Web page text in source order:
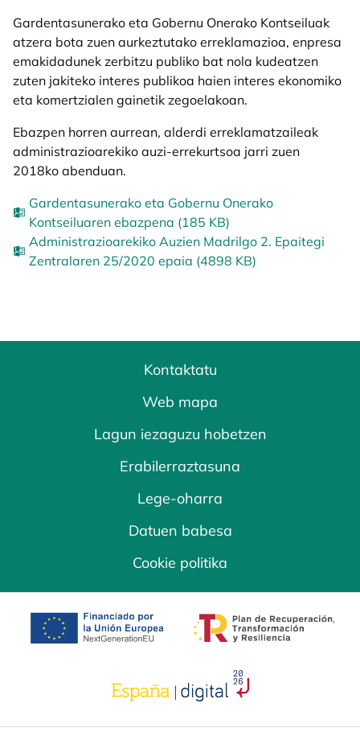
Gardentasunerako eta Gobernu Onerako Kontseiluak
atzera bota zuen aurkeztutako erreklamazioa, enpresa
emakidadunek zerbitzu publiko bat nola kudeatzen
zuten jakiteko interes publikoa haien interes ekonomiko
eta komertzialen gainetik zegoelakoan.
Ebazpen horren aurrean, alderdi erreklamatzaileak
administrazioarekiko auzi-errekurtsoa jarri zuen
2018ko abenduan.
Gardentasunerako eta Gobernu Onerako
Kontseiluaren ebazpena (185 KB)
Administrazioarekiko Auzien Madrilgo 2. Epaitegi
Zentralaren 25/2020 epaia (4898 KB)
Kontaktatu
Web mapa
Lagun iezaguzu hobetzen
Erabilerraztasuna
Lege-oharra
Datuen babesa
Cookie politika
opens in a new tab opens in a new
opens in a new tab